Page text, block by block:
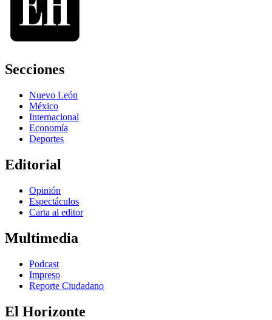
Secciones
Nuevo León
México
Internacional
Economía
Deportes
Editorial
Opinión
Espectáculos
Carta al editor
Multimedia
Podcast
Impreso
Reporte Ciudadano
El Horizonte